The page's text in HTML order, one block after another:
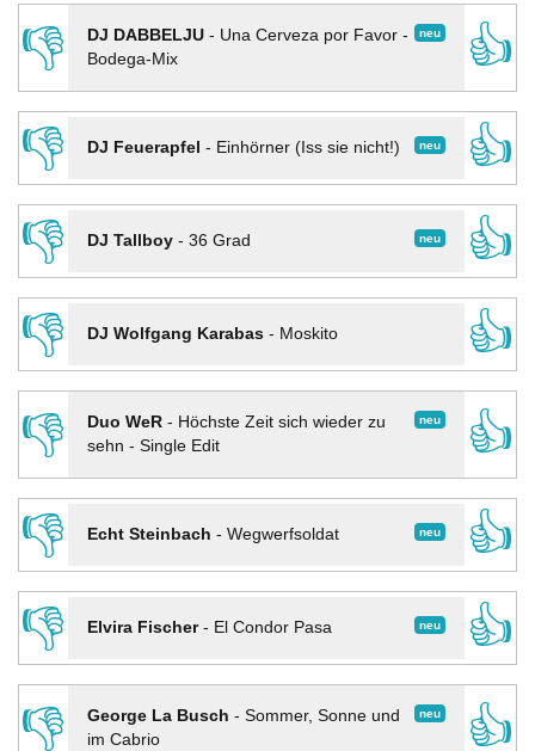
👎
neu
DJ DABBELJU- Una Cerveza por Favor -
Bodega-Mix
👍
👎
neu
DJ Feuerapfel - Einhörner (Iss sie nicht!)
👍
👎
neu
DJ Tallboy- 36 Grad
👍
👎
DJ Wolfgang Karabas- Moskito
👍
👎
neu
Duo WeR- Höchste Zeit sich wieder zu
sehn - Single Edit
👍
👎
neu
Echt Steinbach - Wegwerfsoldat
👍
👎
neu
Elvira Fischer- El Condor Pasa
👍
👎
neu
George La Busch - Sommer, Sonne und
im Cabrio
👍